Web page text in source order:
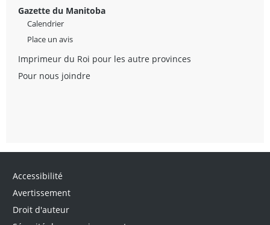
Gazette du Manitoba
Calendrier
Place un avis
Imprimeur du Roi pour les autre provinces
Pour nous joindre
Accessibilité
Avertissement
Droit d'auteur